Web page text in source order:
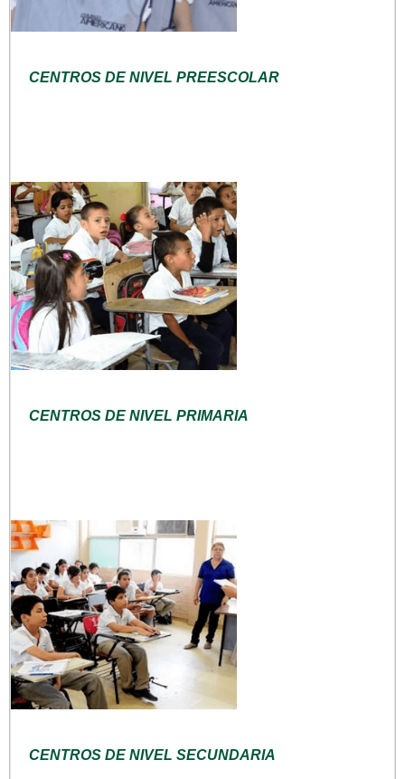
CENTROS DE NIVEL PREESCOLAR
CENTROS DE NIVEL PRIMARIA
CENTROS DE NIVEL SECUNDARIA